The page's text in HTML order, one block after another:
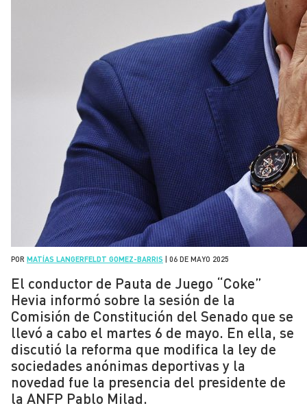
POR MATÍAS LANGERFELDT GOMEZ-BARRIS 06 DE MAYO 2025
El conductor de Pauta de Juego “Coke”
Hevia informó sobre la sesión de la
Comisión de Constitución del Senado que se
llevó a cabo el martes 6 de mayo. En ella, se
discutió la reforma que modifica la ley de
sociedades anónimas deportivas y la
novedad fue la presencia del presidente de
la ANFP Pablo Milad.